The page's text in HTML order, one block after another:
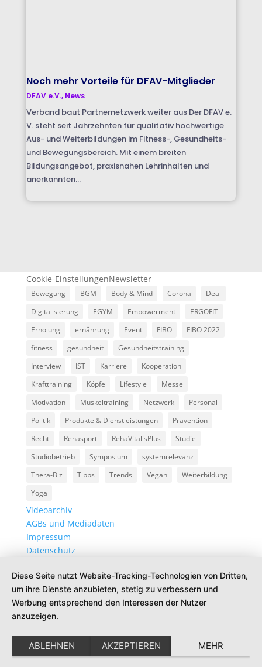
Noch mehr Vorteile für DFAV-Mitglieder
DFAV e.V., News
Verband baut Partnernetzwerk weiter aus Der DFAV e.
V. steht seit Jahrzehnten für qualitativ hochwertige
Aus- und Weiterbildungen im Fitness-, Gesundheits-
und Bewegungsbereich. Mit einem breiten
Bildungsangebot, praxisnahen Lehrinhalten und
anerkannten...
Cookie-EinstellungenNewsletter
Bewegung BGM Body & Mind Corona
Deal
Digitalisierung
EGYM Empowerment
ERGOFIT
Erholung
ernährung Event FIBO
FIBO 2022
fitness
gesundheit
Gesundheitstraining
Interview
IST Karriere
Kooperation
Krafttraining
Köpfe Lifestyle
Messe
Motivation
Muskeltraining Netzwerk
Personal
Politik
Produkte & Dienstleistungen
Prävention
Recht
Rehasport RehaVitalisPlus
Studie
Studiobetrieb
Symposium
systemrelevanz
Thera-Biz
Tipps Trends Vegan
Weiterbildung
Yoga
Videoarchiv
AGBs und Mediadaten
Impressum
Datenschutz
Diese Seite nutzt Website-Tracking-Technologien von Dritten,
um ihre Dienste anzubieten, stetig zu verbessern und
Werbung entsprechend den Interessen der Nutzer
anzuzeigen.
ABLEHNEN AKZEPTIEREN MEHR